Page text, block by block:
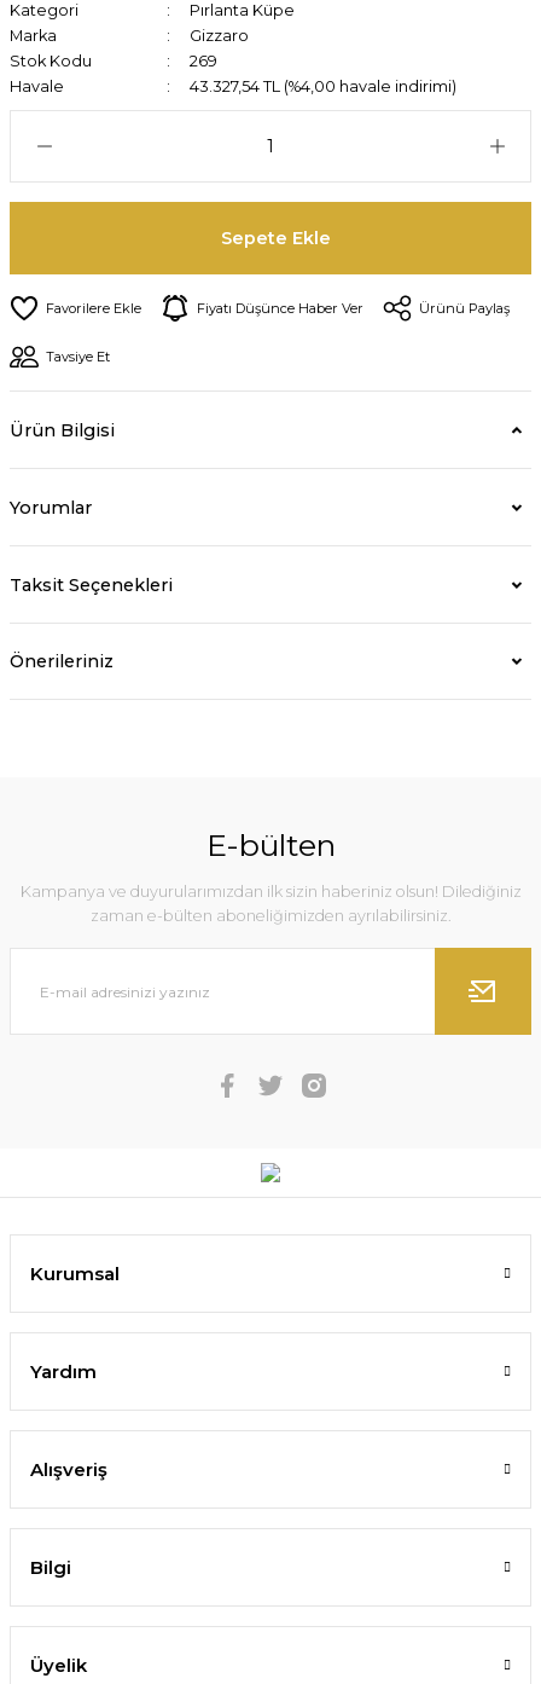
Kategori
Pırlanta Küpe
Marka
Gizzaro
Stok Kodu
269
Havale
43.327,54 TL (%4,00 havale indirimi)
Sepete Ekle
Fiyatı Düşünce Haber Ver Ürünü Paylaş
Tavsiye Et
Ürün Bilgisi
Yorumlar
Taksit Seçenekleri
Önerileriniz
E-bülten
Kampanya ve duyurularımızdan ilk sizin haberiniz olsun! Dilediğiniz
zaman e-bülten aboneliğimizden ayrılabilirsiniz.
Kurumsal
Yardım
Alışveriş
Bilgi
Üyelik